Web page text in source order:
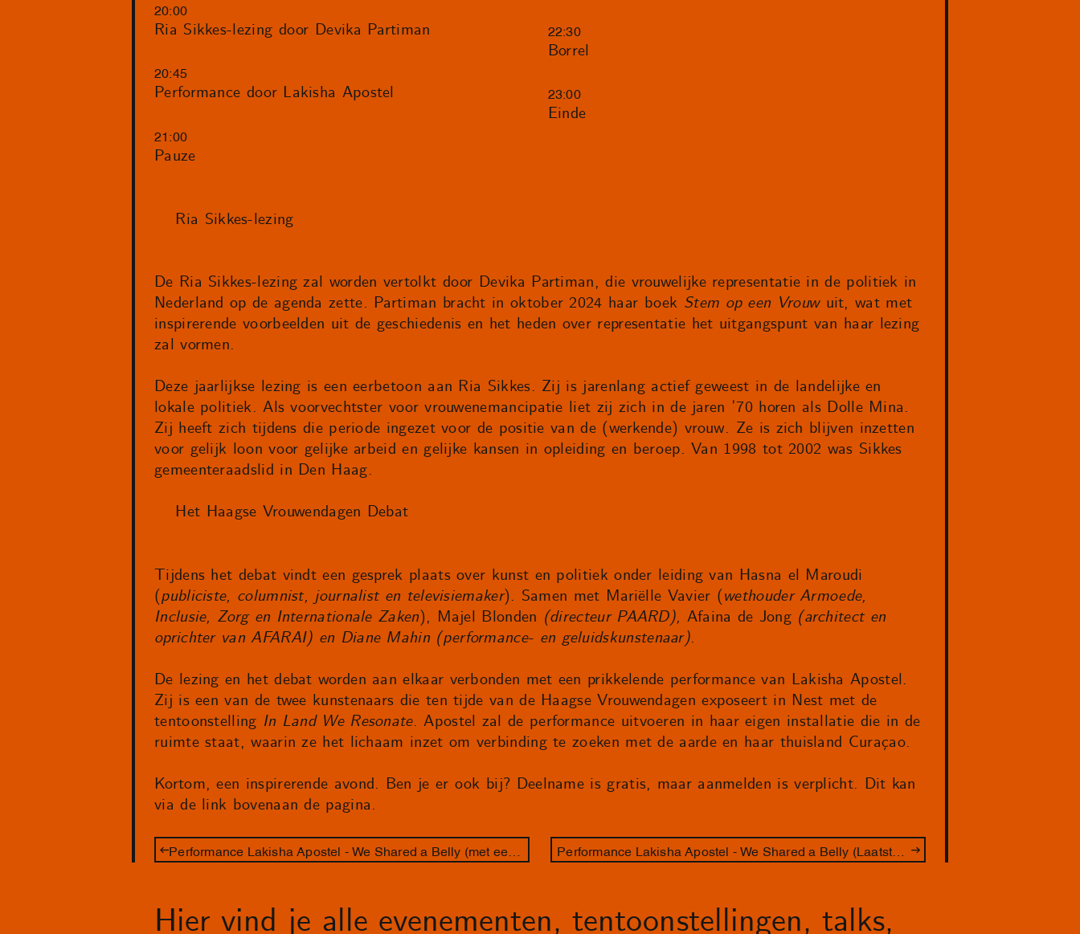
20:00
Ria Sikkes-lezing door Devika Partiman
20:45
Performance door Lakisha Apostel
21:00
Pauze
22:30
Borrel
23:00
Einde
Ria Sikkes-lezing
De Ria Sikkes-lezing zal worden vertolkt door Devika Partiman, die vrouwelijke representatie in de politiek in
Nederland op de agenda zette. Partiman bracht in oktober 2024 haar boek Stem op een Vrouwuit, wat met
inspirerende voorbeelden uit de geschiedenis en het heden over representatie het uitgangspunt van haar lezing
zal vormen.
Deze jaarlijkse lezing is een eerbetoon aan Ria Sikkes. Zij is jarenlang actief geweest in de landelijke en
lokale politiek. Als voorvechtster voor vrouwenemancipatie liet zij zich in de jaren ’70 horen als Dolle Mina.
Zij heeft zich tijdens die periode ingezet voor de positie van de (werkende) vrouw. Ze is zich blijven inzetten
voor gelijk loon voor gelijke arbeid en gelijke kansen in opleiding en beroep. Van 1998 tot 2002 was Sikkes
gemeenteraadslid in Den Haag.
Het Haagse Vrouwendagen Debat
Tijdens het debat vindt een gesprek plaats over kunst en politiek onder leiding van Hasna el Maroudi
(publiciste, columnist, journalist en televisiemaker). Samen met Mariëlle Vavier (wethouder Armoede,
Inclusie, Zorg en Internationale Zaken), Majel Blonden (directeur PAARD), Afaina de Jong (architect en
oprichter van AFARAI) en Diane Mahin (performance- en geluidskunstenaar).
De lezing en het debat worden aan elkaar verbonden met een prikkelende performance van Lakisha Apostel.
Zij is een van de twee kunstenaars die ten tijde van de Haagse Vrouwendagen exposeert in Nest met de
tentoonstelling In Land We Resonate. Apostel zal de performance uitvoeren in haar eigen installatie die in de
ruimte staat, waarin ze het lichaam inzet om verbinding te zoeken met de aarde en haar thuisland Curaçao.
Kortom, een inspirerende avond. Ben je er ook bij? Deelname is gratis, maar aanmelden is verplicht. Dit kan
via de link bovenaan de pagina.
Hier vind je alle evenementen, tentoonstellingen, talks,